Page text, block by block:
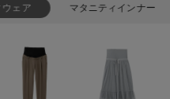
ウェア マタニティインナー